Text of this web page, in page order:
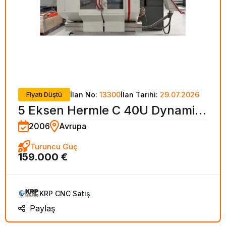
Fiyatı Düştü İlan No: 13300İlan Tarihi: 29.07.2026
5 Eksen Hermle C 40U Dynamic
CNC İşleme Merkezi-2006
2006 Avrupa
Turuncu Güç
159.000 €
KRP CNC Satış
Paylaş